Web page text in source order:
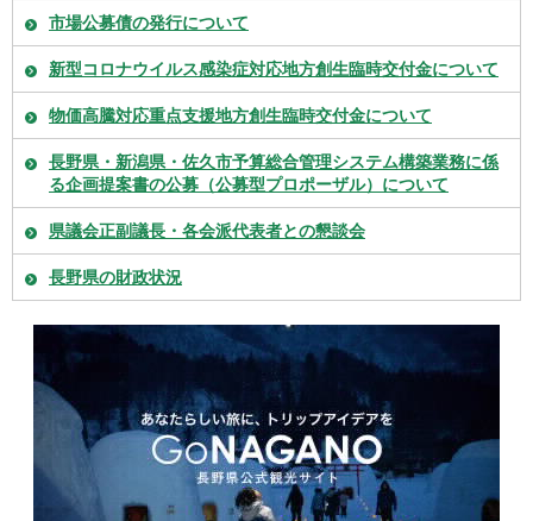
市場公募債の発行について
新型コロナウイルス感染症対応地方創生臨時交付金について
物価高騰対応重点支援地方創生臨時交付金について
長野県・新潟県・佐久市予算総合管理システム構築業務に係
る企画提案書の公募（公募型プロポーザル）について
県議会正副議長・各会派代表者との懇談会
長野県の財政状況